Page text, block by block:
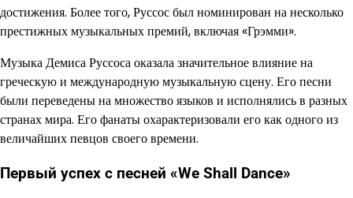
достижения. Более того, Руссос был номинирован на несколько
престижных музыкальных премий, включая «Грэмми».
Музыка Демиса Руссоса оказала значительное влияние на
греческую и международную музыкальную сцену. Его песни
были переведены на множество языков и исполнялись в разных
странах мира. Его фанаты охарактеризовали его как одного из
величайших певцов своего времени.
Первый успех с песней «We Shall Dance»